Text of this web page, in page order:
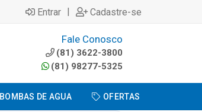
Entrar | Cadastre-se
Fale Conosco
(81) 3622-3800
(81) 98277-5325
BOMBAS DE AGUA OFERTAS